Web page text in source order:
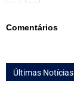
Comentários
Últimas Notícias